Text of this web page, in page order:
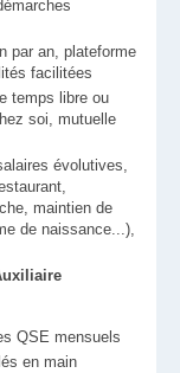
par an, plateforme
facilitées
temps libre ou
soi, mutuelle
évolutives,
maintien de
de naissance...),
QSE mensuels
en main